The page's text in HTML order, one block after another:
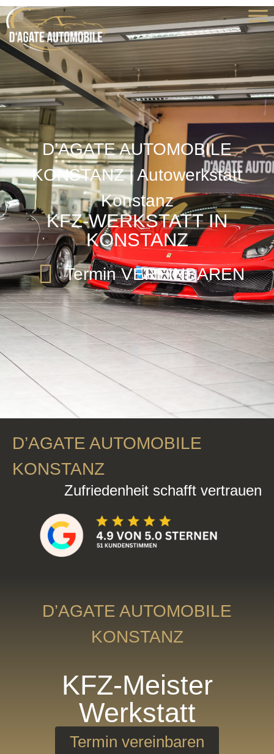
D’AGATE AUTOMOBILE
KONSTANZ | Autowerkstatt
Konstanz
KFZ-WERKSTATT IN
KONSTANZ
Termin VEREINBAREN
D’AGATE AUTOMOBILE
KONSTANZ
Zufriedenheit schafft vertrauen
D’AGATE AUTOMOBILE
KONSTANZ
KFZ-Meister
Werkstatt
Termin vereinbaren